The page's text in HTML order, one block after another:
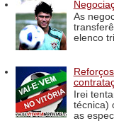
As
elenco
Irei
técnica)
as